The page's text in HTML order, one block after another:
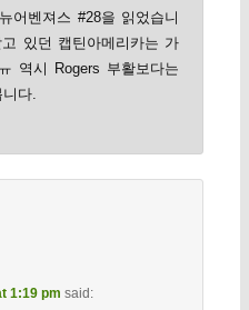
어벤져스 #28을 읽었습니
있던 캡틴아메리카는 가
역시 Rogers 부활보다는
다.
1:19 pm said: